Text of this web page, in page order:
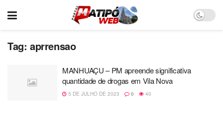
Tag: aprrensao
MANHUAÇU – PM apreende significativa
quantidade de drogas em Vila Nova
5 DE JULHO DE 2023 0 40